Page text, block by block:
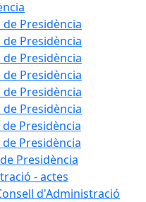
de Presidència
de Presidència
de Presidència
de Presidència
de Presidència
de Presidència
Presidència
Presidència
Presidència
- actes
d'Administració